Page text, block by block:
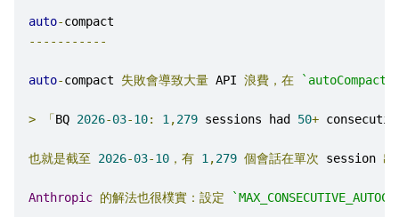
auto-compact
-----------
auto-compact 失敗會導致大量 API 浪費，在
> 「BQ 2026-03-10: 1,279 sessions had 50+
也就是截至 2026-03-10 ，有 1,279 個會話在單次 session 出
Anthropic 的解法也很樸實：設定